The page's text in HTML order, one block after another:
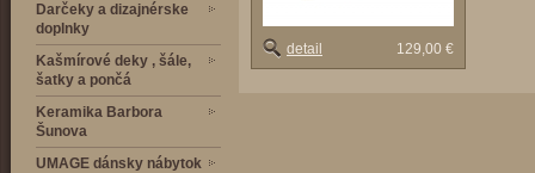
Darčeky a dizajnérske
doplnky
Kašmírové deky , šále,
šatky a pončá
Keramika Barbora
Šunova
UMAGE dánsky nábytok
detail 129,00 €